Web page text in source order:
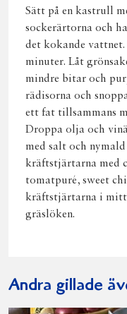
Sätt på en kastrull
sockerärtorna och
det kokande
minuter. Låt
mindre bitar och
rädisorna och
ett fat tillsammans
Droppa olja och
med salt och
kräftstjärtarna med
tomatpuré, sweet
kräftstjärtarna i
gräslöken.
Andra gillade